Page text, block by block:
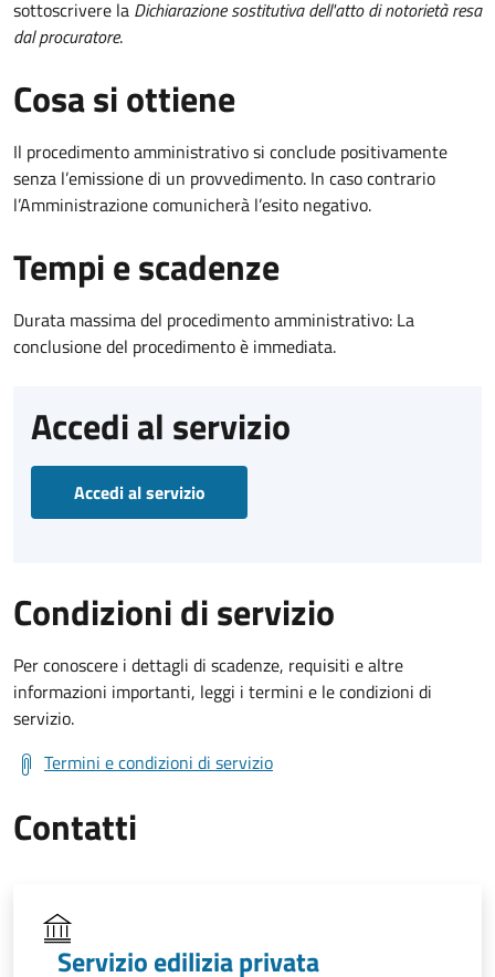
sottoscrivere la Dichiarazione sostitutiva dell'atto di notorietà resa
dal procuratore.
Cosa si ottiene
Il procedimento amministrativo si conclude positivamente
senza l’emissione di un provvedimento. In caso contrario
l’Amministrazione comunicherà l’esito negativo.
Tempi e scadenze
Durata massima del procedimento amministrativo: La
conclusione del procedimento è immediata.
Accedi al servizio
Accedi al servizio
Condizioni di servizio
Per conoscere i dettagli di scadenze, requisiti e altre
informazioni importanti, leggi i termini e le condizioni di
servizio.
Termini e condizioni di servizio
Contatti
Servizio edilizia privata